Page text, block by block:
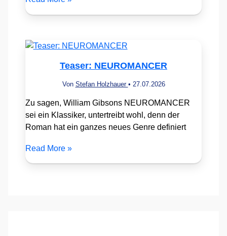
Teaser: NEUROMANCER
Von Stefan Holzhauer • 27.07.2026
Zu sagen, William Gibsons NEUROMANCER
sei ein Klassiker, untertreibt wohl, denn der
Roman hat ein ganzes neues Genre definiert
Read More »